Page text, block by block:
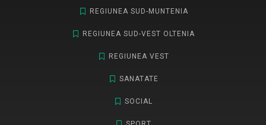
REGIUNEA SUD-MUNTENIA
REGIUNEA SUD-VEST OLTENIA
REGIUNEA VEST
SANATATE
SOCIAL